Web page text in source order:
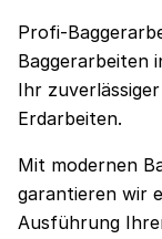
Profi-
Baggerarbeiten
Ihr
Erdarbeiten.
Mit modernen
garantieren wir
Ausführung